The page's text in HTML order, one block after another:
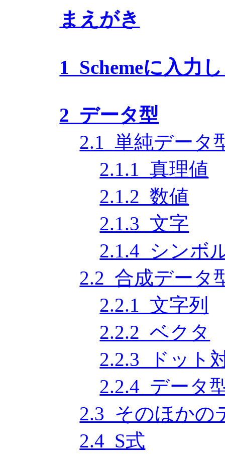
まえがき
1 Schemeに入力
2 データ型
2.1 単純データ
2.1.1 真理値
2.1.2 数値
2.1.3 文字
2.1.4 シンボ
2.2 合成データ
2.2.1 文字列
2.2.2 ベクタ
2.2.3 ドット
2.2.4 データ
2.3 そのほかの
2.4 S式